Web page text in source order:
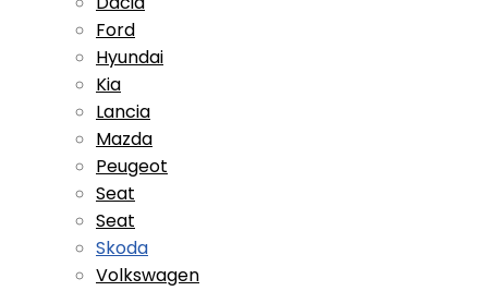
Ford
Hyundai
Kia
Lancia
Mazda
Peugeot
Seat
Seat
Skoda
Volkswagen